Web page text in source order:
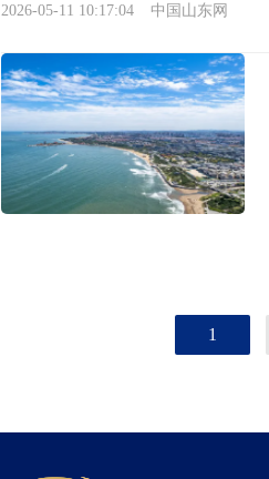
2026-05-11 10:17:04 中国山东网
1